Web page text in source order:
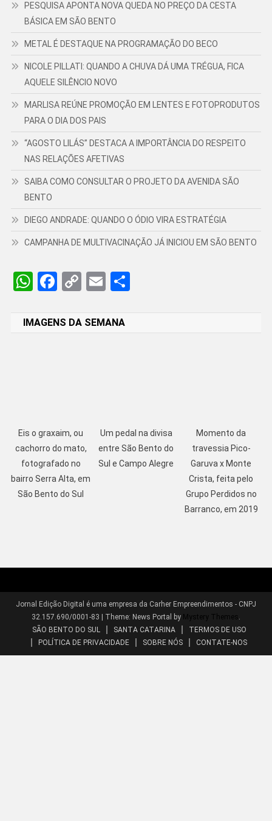
PESQUISA APONTA NOVA QUEDA NO PREÇO DA CESTA
BÁSICA EM SÃO BENTO
METAL É DESTAQUE NA PROGRAMAÇÃO DO BECO
NICOLE PILLATI: QUANDO A CHUVA DÁ UMA TRÉGUA, FICA
AQUELE SILÊNCIO NOVO
MARLISA REÚNE PROMOÇÃO EM LENTES E FOTOPRODUTOS
PARA O DIA DOS PAIS
“AGOSTO LILÁS” DESTACA A IMPORTÂNCIA DO RESPEITO
NAS RELAÇÕES AFETIVAS
SAIBA COMO CONSULTAR O PROJETO DA AVENIDA SÃO
BENTO
DIEGO ANDRADE: QUANDO O ÓDIO VIRA ESTRATÉGIA
CAMPANHA DE MULTIVACINAÇÃO JÁ INICIOU EM SÃO BENTO
WhatsApp
Facebook
CopyEmail
IMAGENS DA SEMANA
Eis o graxaim, ou
cachorro do mato,
fotografado no
bairro Serra Alta, em
São Bento do Sul
Um pedal na divisa
entre São Bento do
Sul e Campo Alegre
Momento da
travessia Pico-
Garuva x Monte
Crista, feita pelo
Grupo Perdidos no
Barranco, em 2019
Jornal Edição Digital é uma empresa da Carher Empreendimentos - CNPJ
32.157.690/0001-83 | Theme: News Portal by Mystery Themes
SÃO BENTO DO SUL
SANTA CATARINA
TERMOS DE USO
POLÍTICA DE PRIVACIDADE
SOBRE NÓS CONTATE-NOS